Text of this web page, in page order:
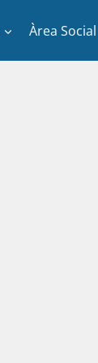
Àrea Social